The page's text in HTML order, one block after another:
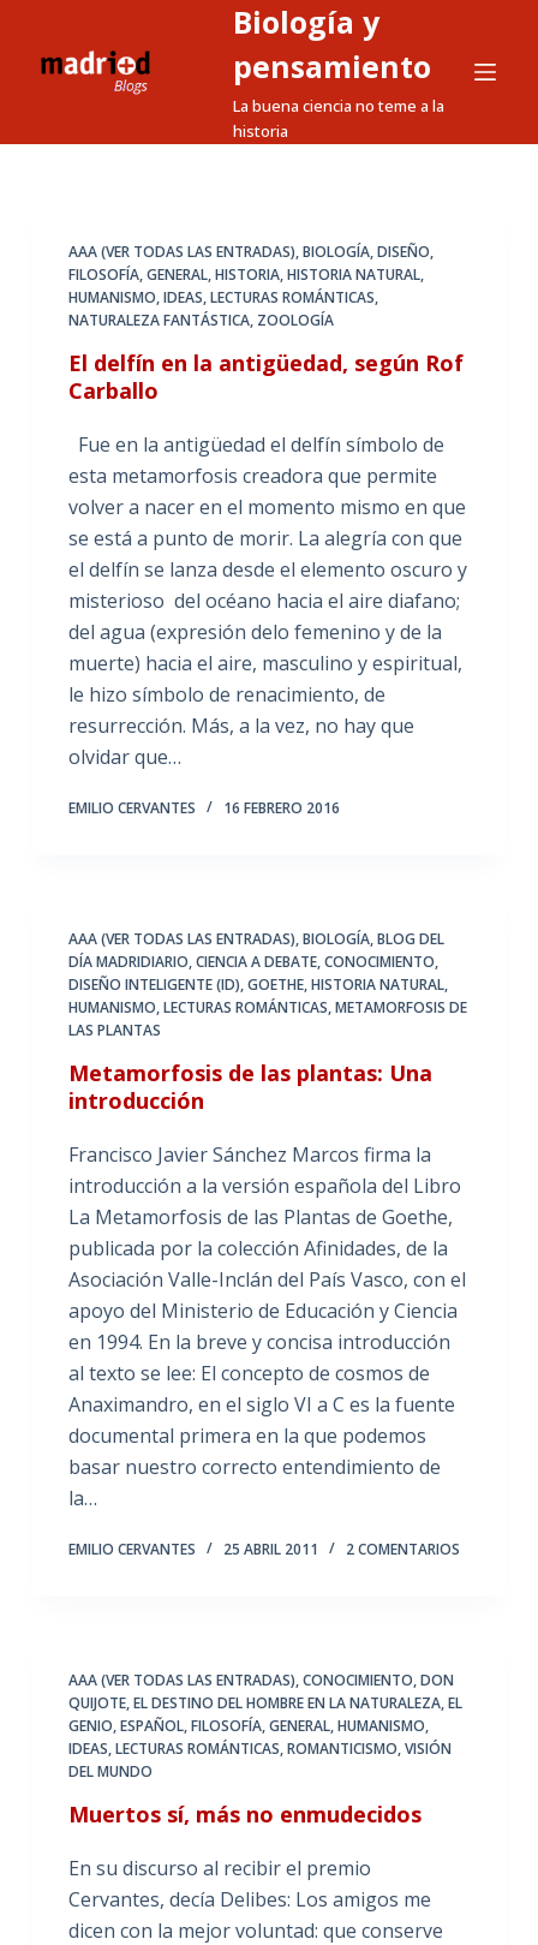
a
Biología y
pensamiento
La buena ciencia no teme a la
historia
AAA (VER TODAS LAS ENTRADAS),BIOLOGÍA,DISEÑO,
FILOSOFÍA,GENERAL,HISTORIA,HISTORIA NATURAL,
HUMANISMO,IDEAS,LECTURAS ROMÁNTICAS,
NATURALEZA FANTÁSTICA, ZOOLOGÍA
El delfín en la antigüedad, según Rof
Carballo
Fue en la antigüedad el delfín símbolo de
esta metamorfosis creadora que permite
volver a nacer en el momento mismo en que
se está a punto de morir. La alegría con que
el delfín se lanza desde el elemento oscuro y
misterioso del océano hacia el aire diafano;
del agua (expresión delo femenino y de la
muerte) hacia el aire, masculino y espiritual,
le hizo símbolo de renacimiento, de
resurrección. Más, a la vez, no hay que
olvidar que…
EMILIO CERVANTES 16 FEBRERO 2016
AAA (VER TODAS LAS ENTRADAS),BIOLOGÍA,BLOG DEL
DÍA MADRIDIARIO,CIENCIA A DEBATE,CONOCIMIENTO,
DISEÑO INTELIGENTE (ID),GOETHE,HISTORIA NATURAL,
HUMANISMO,LECTURAS ROMÁNTICAS,METAMORFOSIS DE
LAS PLANTAS
Metamorfosis de las plantas: Una
introducción
Francisco Javier Sánchez Marcos firma la
introducción a la versión española del Libro
La Metamorfosis de las Plantas de Goethe,
publicada por la colección Afinidades, de la
Asociación Valle-Inclán del País Vasco, con el
apoyo del Ministerio de Educación y Ciencia
en 1994. En la breve y concisa introducción
al texto se lee: El concepto de cosmos de
Anaximandro, en el siglo VI a C es la fuente
documental primera en la que podemos
basar nuestro correcto entendimiento de
la…
EMILIO CERVANTES 25 ABRIL 2011 2 COMENTARIOS
AAA (VER TODAS LAS ENTRADAS),CONOCIMIENTO,DON
QUIJOTE,EL DESTINO DEL HOMBRE EN LA NATURALEZA,EL
GENIO,ESPAÑOL,FILOSOFÍA,GENERAL,HUMANISMO,
IDEAS,LECTURAS ROMÁNTICAS,ROMANTICISMO,VISIÓN
DEL MUNDO
Muertos sí, más no enmudecidos
En su discurso al recibir el premio
Cervantes, decía Delibes: Los amigos me
dicen con la mejor voluntad: que conserve